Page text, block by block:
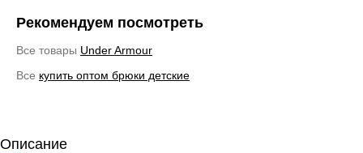
Рекомендуем посмотреть
Все товары Under Armour
Все купить оптом брюки детские
Описание